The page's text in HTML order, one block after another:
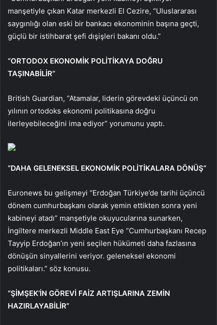
manşetiyle çıkan Katar merkezli El Cezire, “Uluslararası
saygınlığı olan eski bir bankacı ekonominin başına geçti,
güçlü bir istihbarat şefi dışişleri bakanı oldu.”
“ORTODOX EKONOMİK POLİTİKAYA DOĞRU
TAŞINABİLİR”
British Guardian, “Atamalar, liderin görevdeki üçüncü on
yılının ortodoks ekonomi politikasına doğru
ilerleyebileceğini ima ediyor” yorumunu yaptı.
“DAHA GELENEKSEL EKONOMİK POLİTİKALARA DÖNÜŞ”
Euronews bu gelişmeyi “Erdoğan Türkiye’de tarihi üçüncü
dönem cumhurbaşkanı olarak yemin ettikten sonra yeni
kabineyi atadı” manşetiyle okuyucularına sunarken,
İngiltere merkezli Middle East Eye “Cumhurbaşkanı Recep
Tayyip Erdoğan’ın yeni seçilen hükümeti daha fazlasına
dönüşün sinyallerini veriyor. geleneksel ekonomi
politikaları.” söz konusu.
“ŞİMŞEK’İN GÖREVİ FAİZ ARTIŞLARINA ZEMİN
HAZIRLAYABİLİR”